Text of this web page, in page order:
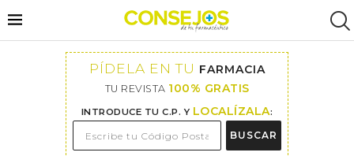
PÍDELA EN TU FARMACIA
TU REVISTA 100% GRATIS
INTRODUCE TU C.P. Y LOCALÍZALA:
BUSCAR